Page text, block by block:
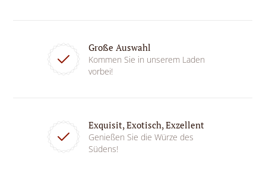
Große Auswahl
Kommen Sie in unserem Laden
vorbei!
Exquisit, Exotisch, Exzellent
Genießen Sie die Würze des
Südens!